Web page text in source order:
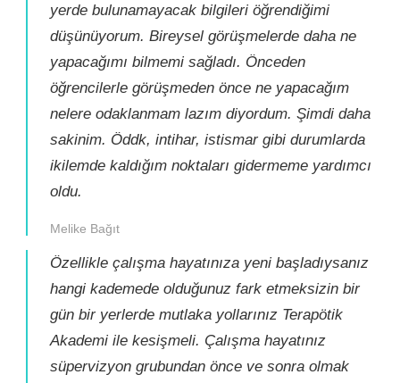
yerde bulunamayacak bilgileri öğrendiğimi
düşünüyorum. Bireysel görüşmelerde daha ne
yapacağımı bilmemi sağladı. Önceden
öğrencilerle görüşmeden önce ne yapacağım
nelere odaklanmam lazım diyordum. Şimdi daha
sakinim. Öddk, intihar, istismar gibi durumlarda
ikilemde kaldığım noktaları gidermeme yardımcı
oldu.
Melike Bağıt
Özellikle çalışma hayatınıza yeni başladıysanız
hangi kademede olduğunuz fark etmeksizin bir
gün bir yerlerde mutlaka yollarınız Terapötik
Akademi ile kesişmeli. Çalışma hayatınız
süpervizyon grubundan önce ve sonra olmak